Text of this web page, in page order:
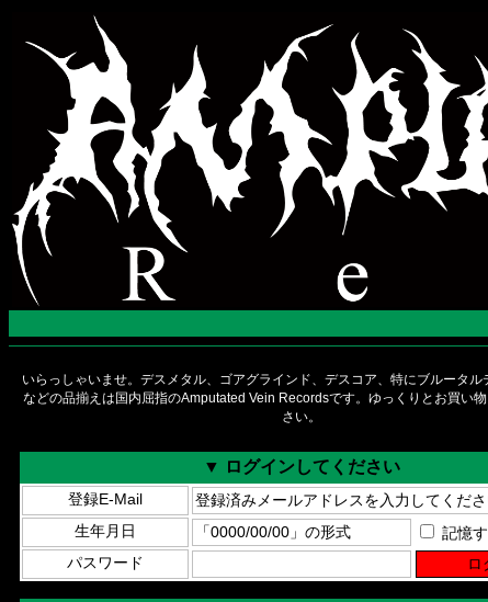
いらっしゃいませ。デスメタル、ゴアグラインド、デスコア、特にブルータル
などの品揃えは国内屈指のAmputated Vein Recordsです。ゆっくりとお買い
さい。
▼ ログインしてください
登録E-Mail
生年月日
記憶
パスワード